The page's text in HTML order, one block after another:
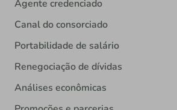
Agente credenciado
Canal do consorciado
Portabilidade de salário
Renegociação de dívidas
Análises econômicas